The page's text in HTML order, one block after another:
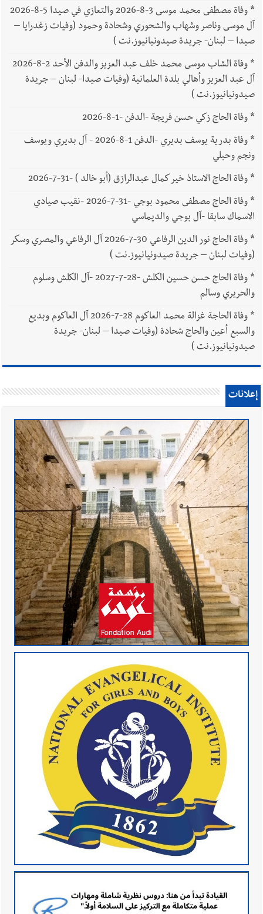
*
وفاة مصطفى محمد موسى 3-8-2026 والتعازي في صيدا 5-8-2026
آل موسى وناصر وشهاب والشحوري وشحادة وحمود (وفيات زغدرايا –
صيدا – لبنان- جريدة صيدونيانيوز.نت )
*
وفاة الشاب موسى محمد خلف عبد العزيز والدفن الأحد 2-8-2026
آل عبد العزيز وأهالي بلدة العلمانية (وفيات صيدا- لبنان – جريدة
صيدونيانيوز.نت )
*وفاة الحاج زكي حسن فريجة -الدفن -1-8-2026
*
وفاة بدرية يوسف بديري -الدفن 1-8-2026 - آل بديري ويوسف
ونجم وحبلي
*وفاة الحاج الاستاذ خير كمال عبدالرازق (أبو خالد ) -31-7-2026
*
وفاة الحاج مصطفى محمود بوجي -31-7-2026 -نقيب صيادي
الاسماك سابقا -آل بوجي والديماسي
*
وفاة الحاج نور الدين الرفاعي 30-7-2026 آل الرفاعي والمصري وسكر
(وفيات لبنان – جريدة صيدونيانيوز.نت )
*
وفاة الحاج حسن حسين الكلش -28-7-2027 -آل الكلش وسلوم
والحريري وسالم
*
وفاة الحاجة غزالة محمد العاكوم 28-7-2026 آل العاكوم وبديع
والسبع أعين والحاج شحادة (وفيات صيدا – لبنان- جريدة
صيدونيانيوز.نت )
إعلانات